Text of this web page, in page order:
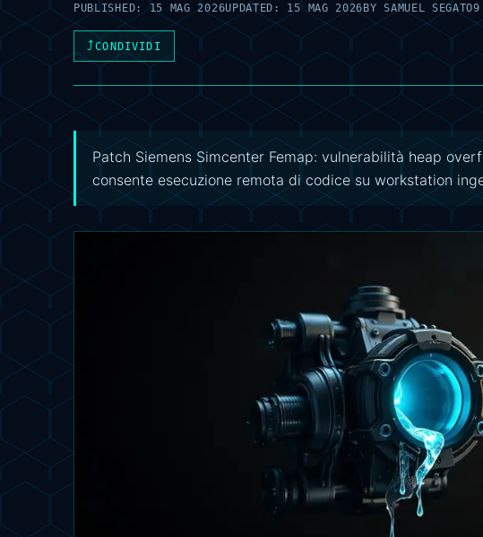
PUBLISHED:15 MAG 2026UPDATED: 15 MAG 2026 BY SAMUEL SEGATO9
⤴CONDIVIDI
Patch Siemens Simcenter Femap: vulnerabilità heap
consente esecuzione remota di codice su workstation